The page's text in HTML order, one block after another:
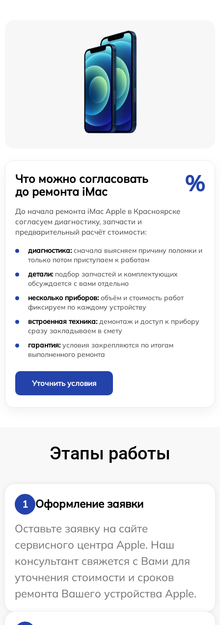
Что можно согласовать
до ремонта iMac
%
До начала ремонта iMac Apple в Красноярске
согласуем диагностику, запчасти и
предварительный расчёт стоимости:
диагностика: сначала выясняем причину поломки и
только потом приступаем к работам
детали: подбор запчастей и комплектующих
обсуждается с вами отдельно
несколько приборов: объём и стоимость работ
фиксируем по каждому устройству
встроенная техника: демонтаж и доступ к прибору
сразу закладываем в смету
гарантия: условия закрепляются по итогам
выполненного ремонта
Уточнить условия
Этапы работы
1
Оформление заявки
Оставьте заявку на сайте
сервисного центра Apple. Наш
консультант свяжется с Вами для
уточнения стоимости и сроков
ремонта Вашего устройства Apple.